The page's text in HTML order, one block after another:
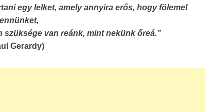
egy lelket, amely annyira erős, hogy fölemel
van reánk, mint nekünk őreá.”
Gerardy)